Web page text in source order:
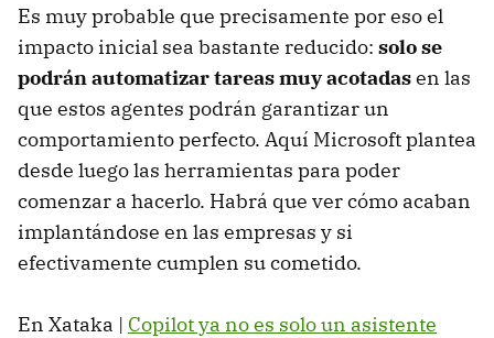
Es muy probable que precisamente por eso el
impacto inicial sea bastante reducido: solo se
podrán automatizar tareas muy acotadasen las
que estos agentes podrán garantizar un
comportamiento perfecto. Aquí Microsoft plantea
desde luego las herramientas para poder
comenzar a hacerlo. Habrá que ver cómo acaban
implantándose en las empresas y si
efectivamente cumplen su cometido.
En Xataka | Copilot ya no es solo un asistente